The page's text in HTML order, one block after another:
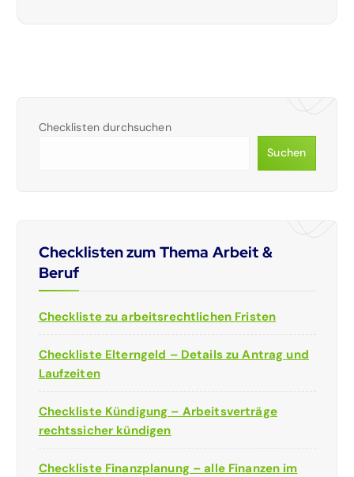
Checklisten durchsuchen
Suchen
Checklisten zum Thema Arbeit &
Beruf
Checkliste zu arbeitsrechtlichen Fristen
Checkliste Elterngeld – Details zu Antrag und
Laufzeiten
Checkliste Kündigung – Arbeitsverträge
rechtssicher kündigen
Checkliste Finanzplanung – alle Finanzen im